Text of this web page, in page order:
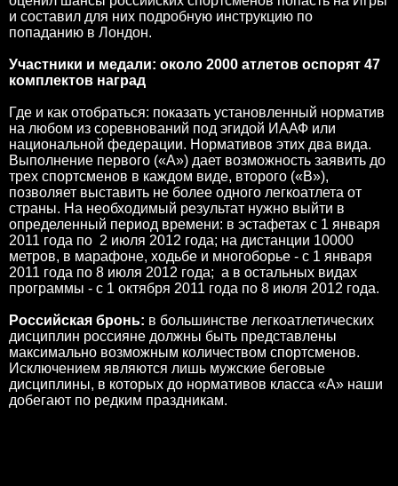
и составил для них подробную инструкцию по
попаданию в Лондон.
Участники и медали: около 2000 атлетов оспорят 47
комплектов наград
Где и как отобраться: показать установленный норматив
на любом из соревнований под эгидой ИААФ или
национальной федерации. Нормативов этих два вида.
Выполнение первого («А») дает возможность заявить до
трех спортсменов в каждом виде, второго («В»),
позволяет выставить не более одного легкоатлета от
страны. На необходимый результат нужно выйти в
определенный период времени: в эстафетах с 1 января
2011 года по 2 июля 2012 года; на дистанции 10000
метров, в марафоне, ходьбе и многоборье - с 1 января
2011 года по 8 июля 2012 года; а в остальных видах
программы - с 1 октября 2011 года по 8 июля 2012 года.
Российская бронь: в большинстве легкоатлетических
дисциплин россияне должны быть представлены
максимально возможным количеством спортсменов.
Исключением являются лишь мужские беговые
дисциплины, в которых до нормативов класса «А» наши
добегают по редким праздникам.